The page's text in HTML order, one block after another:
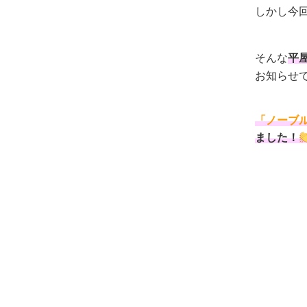
しかし今
そんな平
お知らせ
「ノーブ
ました！